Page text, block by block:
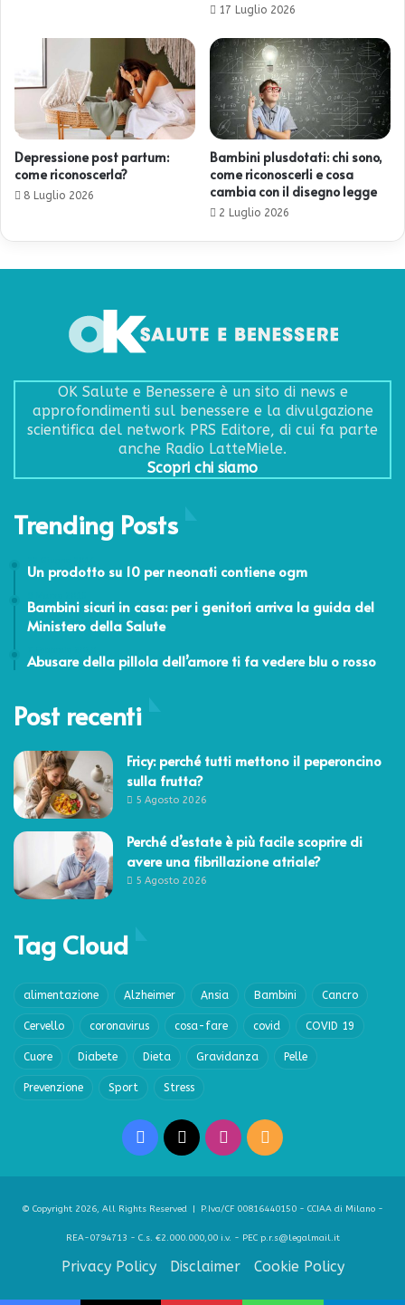
17 Luglio 2026
Depressione post partum:
come riconoscerla?
8 Luglio 2026
Bambini plusdotati: chi sono,
come riconoscerli e cosa
cambia con il disegno legge
2 Luglio 2026
OK Salute e Benessere è un sito di news e
approfondimenti sul benessere e la divulgazione
scientifica del network PRS Editore, di cui fa parte
anche Radio LatteMiele.
Scopri chi siamo
Trending Posts
Un prodotto su 10 per neonati contiene ogm
Bambini sicuri in casa: per i genitori arriva la guida del
Ministero della Salute
Abusare della pillola dell’amore ti fa vedere blu o rosso
Post recenti
Fricy: perché tutti mettono il peperoncino
sulla frutta?
5 Agosto 2026
Perché d’estate è più facile scoprire di
avere una fibrillazione atriale?
5 Agosto 2026
Tag Cloud
alimentazione Alzheimer Ansia Bambini Cancro
Cervello coronavirus cosa-fare covid COVID 19
Cuore Diabete Dieta Gravidanza Pelle
Prevenzione Sport Stress
Facebook Instagram
RSS
© Copyright 2026, All Rights Reserved | P.Iva/CF 00816440150 - CCIAA di Milano -
REA-0794713 - C.s. €2.000.000,00 i.v. - PEC p.r.s@legalmail.it
Privacy Policy Disclaimer Cookie Policy